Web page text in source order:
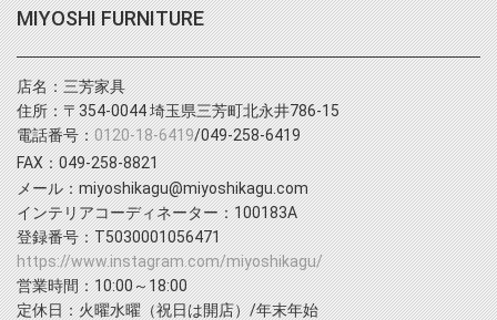
MIYOSHI FURNITURE
店名：三芳家具
住所：〒354-0044 埼玉県三芳町北永井786-15
電話番号：0120-18-6419/049-258-6419
FAX：049-258-8821
メール：miyoshikagu@miyoshikagu.com
インテリアコーディネーター：100183A
登録番号：T5030001056471
https://www.instagram.com/miyoshikagu/
営業時間：10:00～18:00
定休日：火曜水曜（祝日は開店）/年末年始